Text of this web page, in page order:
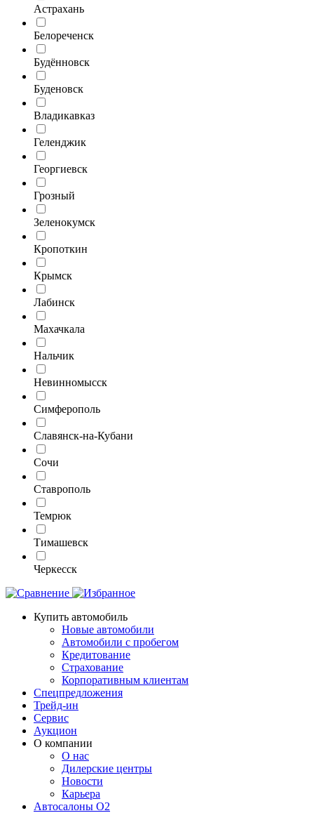
Астрахань
Белореченск
Будённовск
Буденовск
Владикавказ
Геленджик
Георгиевск
Грозный
Зеленокумск
Кропоткин
Крымск
Лабинск
Махачкала
Нальчик
Невинномысск
Симферополь
Славянск-на-Кубани
Сочи
Ставрополь
Темрюк
Тимашевск
Черкесск
Купить автомобиль
Новые автомобили
Автомобили с пробегом
Кредитование
Страхование
Корпоративным клиентам
Спецпредложения
Трейд-ин
Сервис
Аукцион
О компании
О нас
Дилерские центры
Новости
Карьера
Автосалоны O2